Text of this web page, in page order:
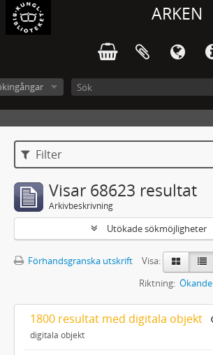
ARKEN
Filter
Visar 68623 resultat
Arkivbeskrivning
Utökade sökmöjligheter
Förhandsgranska utskrift
Visa:
Riktning: Ökande
1800 resultat med digitala objekt
digitala objekt